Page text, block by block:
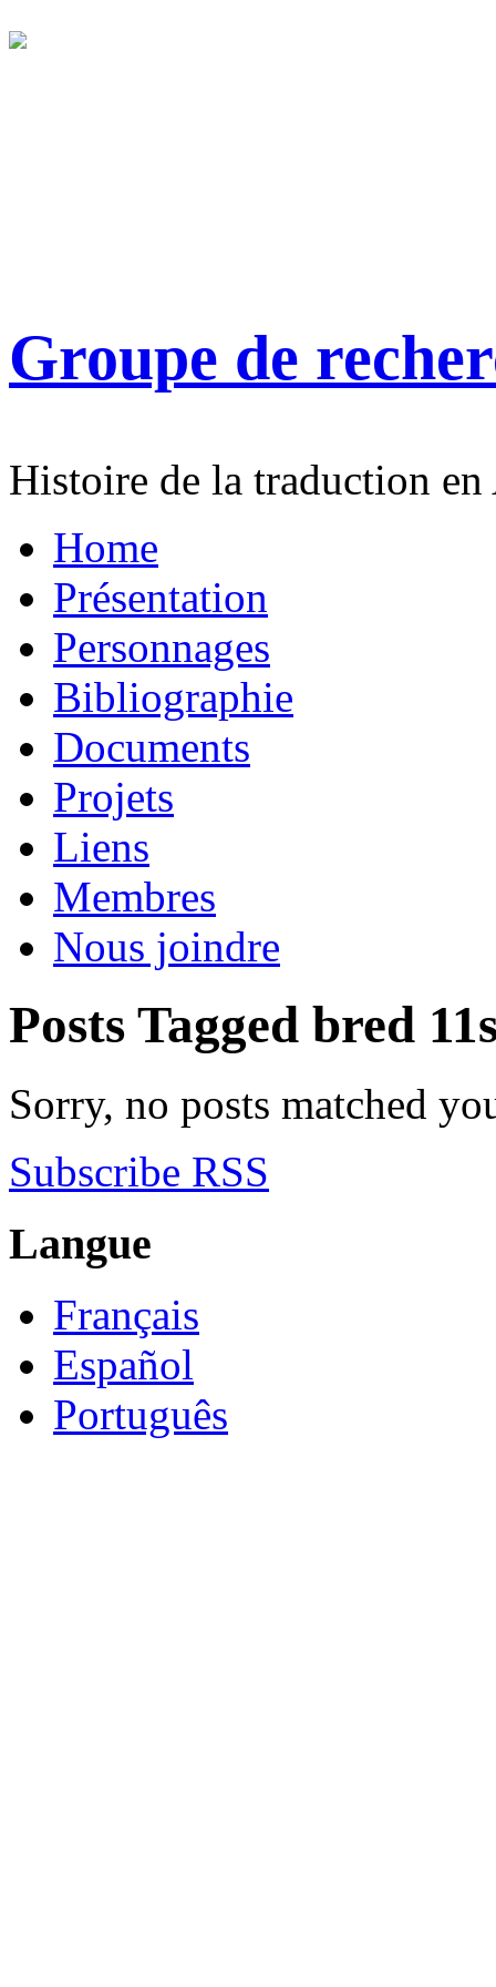
Groupe de
Histoire de la traduction
Home
Présentation
Personnages
Bibliographie
Documents
Projets
Liens
Membres
Nous joindre
Posts Tagged bred
Sorry, no posts matched
Subscribe RSS
Langue
Français
Español
Português